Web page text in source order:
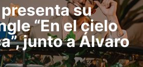
presenta su
“En el cielo
junto a Álvaro